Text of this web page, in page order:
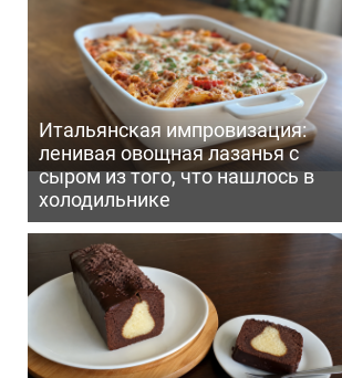
Итальянская импровизация:
ленивая овощная лазанья с
сыром из того, что нашлось в
холодильнике